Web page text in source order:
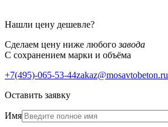
Нашли цену дешевле?
Сделаем цену ниже любогозавода
С сохранением марки и объёма
+7(495)-065-53-44zakaz@mosavtobeton.ru
Оставить заявку
Имя